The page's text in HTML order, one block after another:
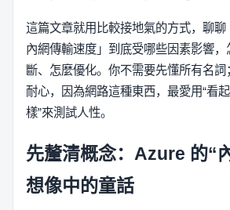
這篇文章就用比較接地氣的方式，聊
內網傳輸速度」到底受哪些因素影響，
斷、怎麼優化。你不需要先懂所有名
耐心，因為網路這種東西，最愛用“看
樣”來測試人性。
先釐清概念：Azure 的“
想像中的童話